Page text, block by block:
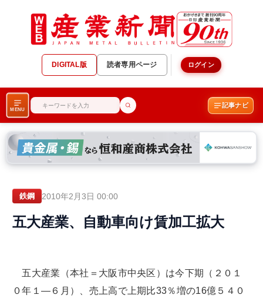
DIGITAL版 読者専用ページ ログイン
MENU
記事ナビ
鉄鋼 2010年2月3日 00:00
五大産業、自動車向け賃加工拡大
五大産業（本社＝大阪市中央区）は今下期（２０１
０年１―６月）、売上高で上期比33％増の16億５４０